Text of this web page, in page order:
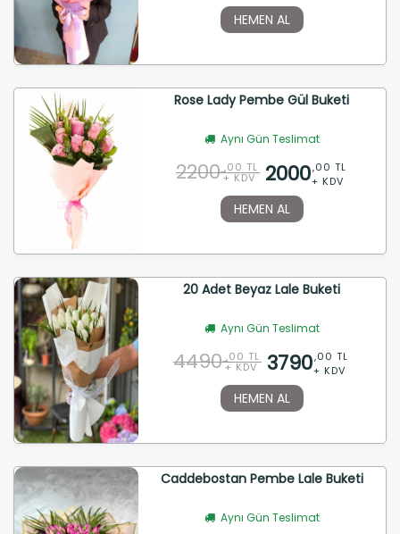
HEMEN AL
Rose Lady Pembe Gül Buketi
Aynı Gün Teslimat
2200 ,00 TL
+ KDV 2000,00 TL
+ KDV
HEMEN AL
20 Adet Beyaz Lale Buketi
Aynı Gün Teslimat
4490 ,00 TL
+ KDV 3790,00 TL
+ KDV
HEMEN AL
Caddebostan Pembe Lale Buketi
Aynı Gün Teslimat